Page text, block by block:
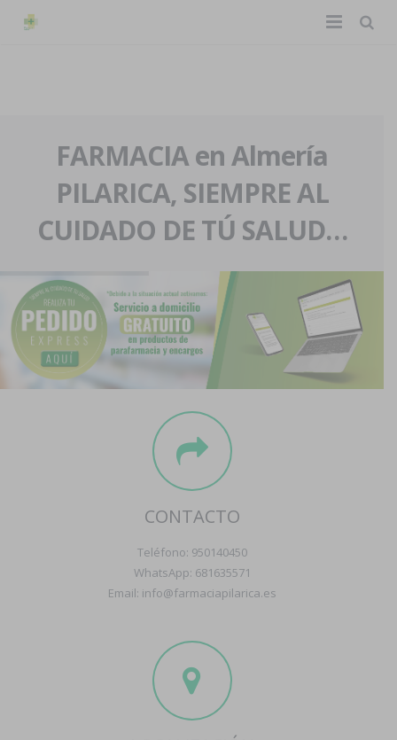
La farmacia
Nuestra historia
Nuestro equipo
Eventos
Servicios y reservas
Pedidos express
Blog
Contacto
Boletín
FARMACIA en Almería
PILARICA, SIEMPRE AL
CUIDADO DE TÚ SALUD…
CONTACTO
Teléfono: 950140450
WhatsApp: 681635571
Email: info@farmaciapilarica.es